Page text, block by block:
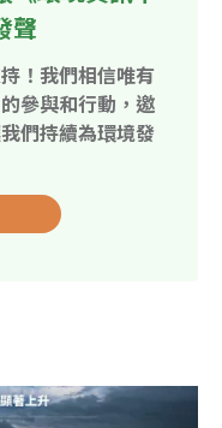
聲
！我們相信唯有
參與和行動，邀
們持續為環境發